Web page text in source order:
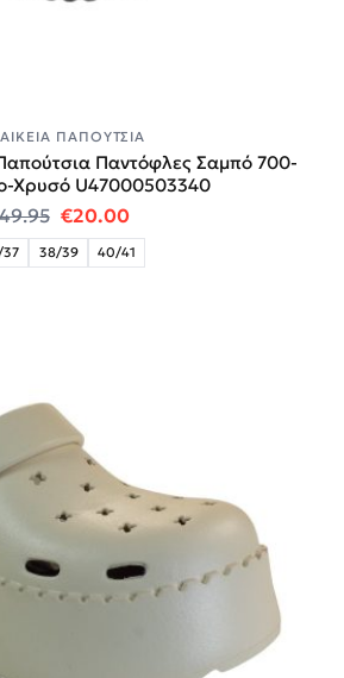
ΠΑΠΟΎΤΣΙΑ
Παντόφλες Σαμπό 700-
Χρυσό U47000503340
Original price was: €49.95.
€20.00Η τρέχουσα τιμή
38/39 40/41